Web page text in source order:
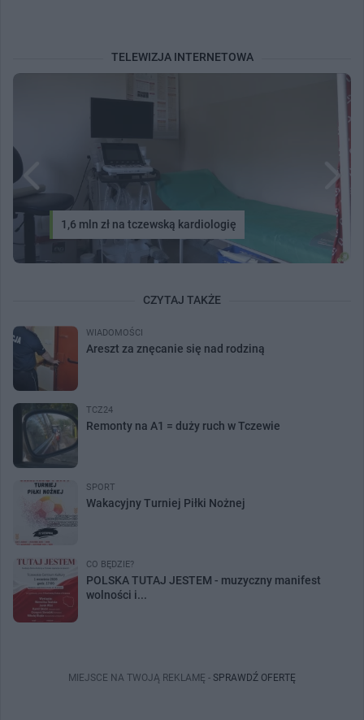
TELEWIZJA INTERNETOWA
1,6 mln zł na tczewską kardiologię
CZYTAJ TAKŻE
WIADOMOŚCI
Areszt za znęcanie się nad rodziną
TCZ24
Remonty na A1 = duży ruch w Tczewie
SPORT
Wakacyjny Turniej Piłki Nożnej
CO BĘDZIE?
POLSKA TUTAJ JESTEM - muzyczny manifest
wolności i...
MIEJSCE NA TWOJĄ REKLAMĘ - SPRAWDŹ OFERTĘ